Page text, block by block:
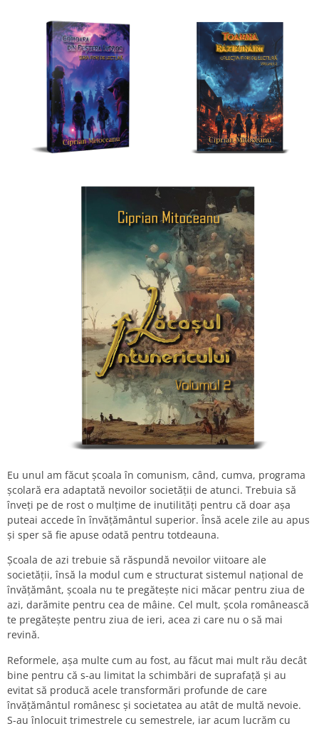
Eu unul am făcut școala în comunism, când, cumva, programa
școlară era adaptată nevoilor societății de atunci. Trebuia să
înveți pe de rost o mulțime de inutilități pentru că doar așa
puteai accede în învățământul superior. Însă acele zile au apus
și sper să fie apuse odată pentru totdeauna.
Școala de azi trebuie să răspundă nevoilor viitoare ale
societății, însă la modul cum e structurat sistemul național de
învățământ, școala nu te pregătește nici măcar pentru ziua de
azi, darămite pentru cea de mâine. Cel mult, școla românească
te pregătește pentru ziua de ieri, acea zi care nu o să mai
revină.
Reformele, așa multe cum au fost, au făcut mai mult rău decât
bine pentru că s-au limitat la schimbări de suprafață și au
evitat să producă acele transformări profunde de care
învățământul românesc și societatea au atât de multă nevoie.
S-au înlocuit trimestrele cu semestrele, iar acum lucrăm cu